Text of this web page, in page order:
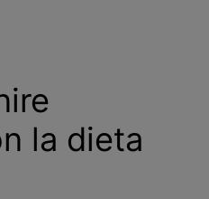
la dieta